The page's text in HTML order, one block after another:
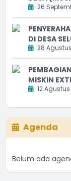
26
DI DESA
28
MISKIN
12
Agenda
Belum ada